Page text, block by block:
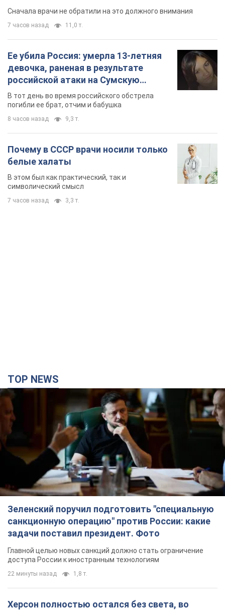
Сначала врачи не обратили на это должного внимания
7 часов назад 11,0 т.
Ее убила Россия: умерла 13-летняя
девочка, раненая в результате
российской атаки на Сумскую
область. Фото
В тот день во время российского обстрела
погибли ее брат, отчим и бабушка
8 часов назад 9,3 т.
Почему в СССР врачи носили только
белые халаты
В этом был как практический, так и
символический смысл
7 часов назад 3,3 т.
TOP NEWS
Зеленский поручил подготовить "специальную
санкционную операцию" против России: какие
задачи поставил президент. Фото
Главной целью новых санкций должно стать ограничение
доступа России к иностранным технологиям
22 минуты назад 1,8 т.
Херсон полностью остался без света, во